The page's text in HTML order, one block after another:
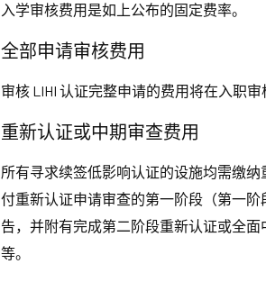
入学审核费用是如上公布的固定费率。
全部申请审核费用
审核 LIHI 认证完整申请的费用将在入职
重新认证或中期审查费用
所有寻求续签低影响认证的设施均需缴
付重新认证申请审查的第一阶段（第一
告，并附有完成第二阶段重新认证或全
等。